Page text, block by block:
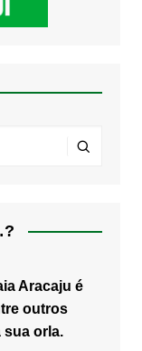
Aracaju é
outros
sua orla.